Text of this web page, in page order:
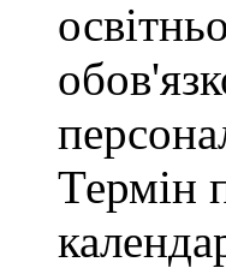
Термін